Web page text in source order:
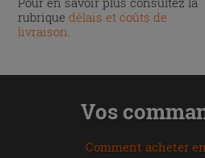
rubrique délais et coûts de
livraison.
Vos
Comment acheter